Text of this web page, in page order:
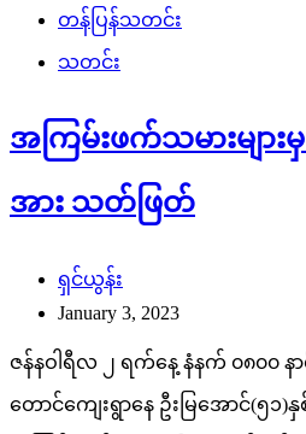
တန်ပြန်သတင်း
သတင်း
အကြမ်းဖက်သမားမျာ
အား သတ်ဖြတ်
ရှင်ယွန်း
January 3, 2023
ဇန်နဝါရီလ ၂ ရက်နေ့ နံနက် ၀၈၀၀ န
တောင်ကျေးရွာနေ ဦးမြအောင်(၅